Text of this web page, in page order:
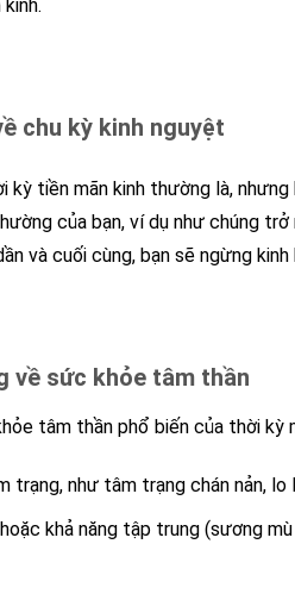
chu kỳ kinh nguyệt
kỳ tiền mãn kinh thường là,
của bạn, ví dụ như chúng trở
và cuối cùng, bạn sẽ ngừng kinh
về sức khỏe tâm thần
tâm thần phổ biến của thời kỳ
trạng, như tâm trạng chán nản,
khả năng tập trung (sương